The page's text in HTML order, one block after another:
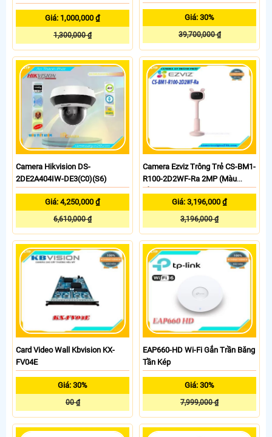
Giá: 1,000,000 ₫
1,300,000 ₫
Giá: 30%
39,700,000 ₫
Camera Hikvision DS-
2DE2A404IW-DE3(C0)(S6)
Giá: 4,250,000 ₫
6,610,000 ₫
Camera Ezviz Trông Trẻ CS-BM1-
R100-2D2WF-Ra 2MP (Màu
Hồng)
Giá: 3,196,000 ₫
3,196,000 ₫
Card Video Wall Kbvision KX-
FV04E
Giá: 30%
00 ₫
EAP660-HD Wi-Fi Gắn Trần Băng
Tần Kép
Giá: 30%
7,999,000 ₫